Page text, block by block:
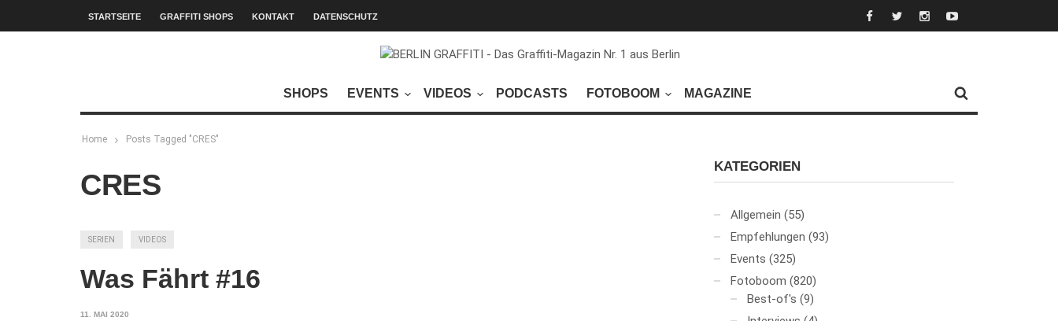
STARTSEITE GRAFFITI SHOPS KONTAKT DATENSCHUTZ
SHOPS EVENTS VIDEOS PODCASTS FOTOBOOM MAGAZINE
Home Posts Tagged "CRES"
CRES
SERIEN VIDEOS
Was Fährt #16
11. MAI 2020
KATEGORIEN
Allgemein (55)
Empfehlungen (93)
Events (325)
Fotoboom (820)
Best-of's (9)